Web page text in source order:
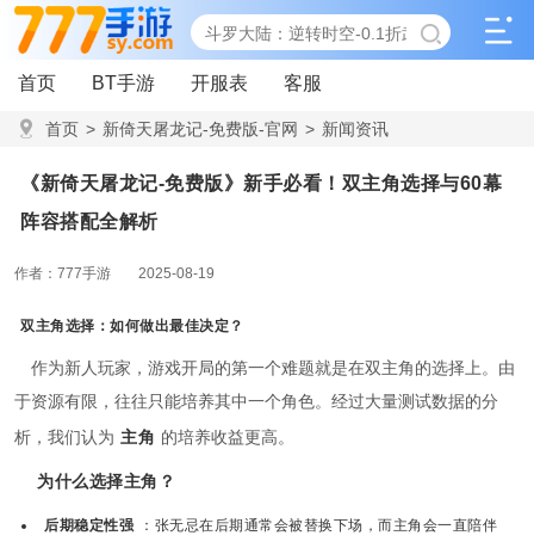
首页 BT手游 开服表 客服
首页 > 新倚天屠龙记-免费版-官网 > 新闻资讯
《新倚天屠龙记-免费版》新手必看！双主角选择与60幕
阵容搭配全解析
作者：777手游 2025-08-19
双主角选择：如何做出最佳决定？
作为新人玩家，游戏开局的第一个难题就是在双主角的选择上。由
于资源有限，往往只能培养其中一个角色。经过大量测试数据的分
析，我们认为 主角 的培养收益更高。
为什么选择主角？
后期稳定性强 ：张无忌在后期通常会被替换下场，而主角会一直陪伴